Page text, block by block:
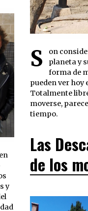
S
on
planeta y
forma de
pueden ver hoy
Totalmente
moverse,
tiempo.
y
Las
de los